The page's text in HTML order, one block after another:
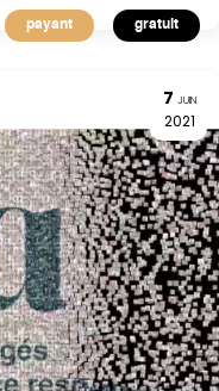
payant gratuit
7 JUIN
2021